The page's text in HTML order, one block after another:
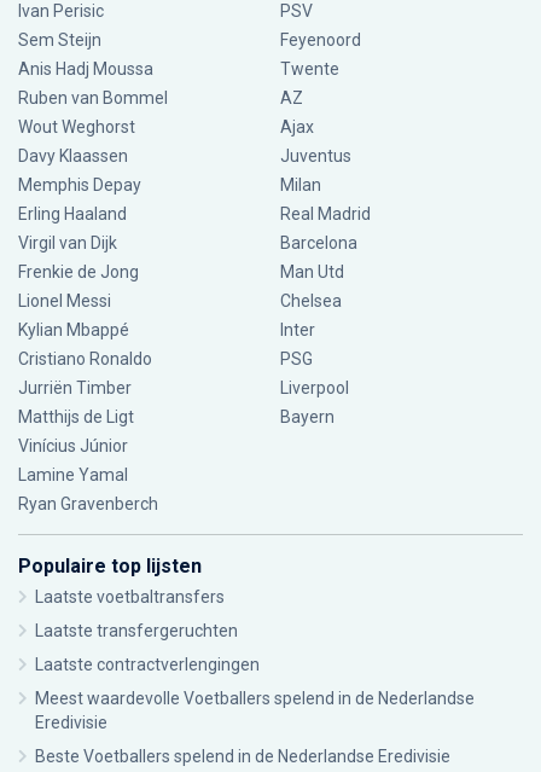
Ivan Perisic
Sem Steijn
Anis Hadj Moussa
Ruben van Bommel
Wout Weghorst
Davy Klaassen
Memphis Depay
Erling Haaland
Virgil van Dijk
Frenkie de Jong
Lionel Messi
Kylian Mbappé
Cristiano Ronaldo
Jurriën Timber
Matthijs de Ligt
Vinícius Júnior
Lamine Yamal
Ryan Gravenberch
PSV
Feyenoord
Twente
AZ
Ajax
Juventus
Milan
Real Madrid
Barcelona
Man Utd
Chelsea
Inter
PSG
Liverpool
Bayern
Populaire top lijsten
Laatste voetbaltransfers
Laatste transfergeruchten
Laatste contractverlengingen
Meest waardevolle Voetballers spelend in de Nederlandse
Eredivisie
Beste Voetballers spelend in de Nederlandse Eredivisie